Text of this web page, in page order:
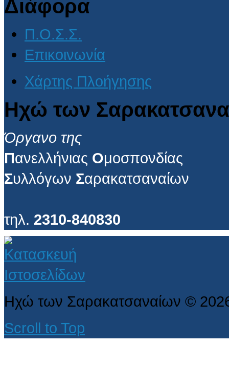
Διάφορα
Π.Ο.Σ.Σ.
Επικοινωνία
Χάρτης Πλοήγησης
Ηχώ των
Όργανο της
Πανελλήνιας Ομοσπονδίας
Συλλόγων Σαρακατσαναίων
τηλ. 2310-840830
Ηχώ των Σαρακατσαναίων ©
Scroll to Top